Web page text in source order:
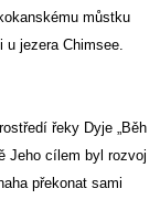
můstku
u jezera Chimsee.
řeky Dyje „Běh
Jeho cílem byl rozvoj
překonat sami